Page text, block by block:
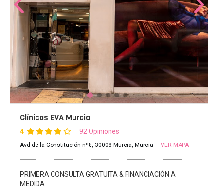
Clínicas EVA Murcia
4 92 Opiniones
Avd de la Constitución nº8, 30008 Murcia, Murcia VER MAPA
PRIMERA CONSULTA GRATUITA & FINANCIACIÓN A
MEDIDA